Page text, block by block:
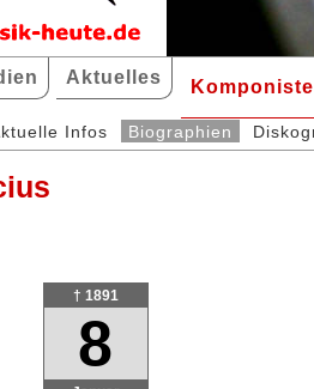
Aktuelles
Infos Biographien
† 1891
8